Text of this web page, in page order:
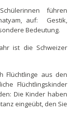
führen
auf: Gestik,
Bedeutung.
ist die Schweizer
Flüchtlinge aus den
Flüchtlingskinder
Die Kinder haben
eingeübt, den Sie